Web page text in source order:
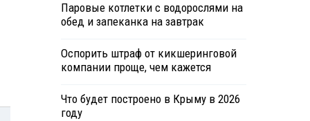
Паровые котлетки с водорослями на
обед и запеканка на завтрак
Оспорить штраф от кикшеринговой
компании проще, чем кажется
Что будет построено в Крыму в 2026
году